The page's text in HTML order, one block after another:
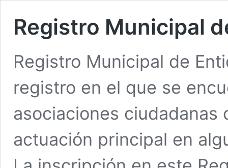
Registro Municipal
Registro Municipal de
registro en el que se
asociaciones
actuación principal en